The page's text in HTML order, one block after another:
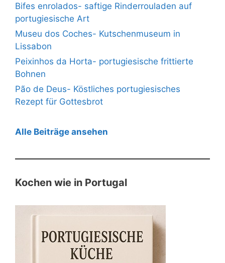
Bifes enrolados- saftige Rinderrouladen auf
portugiesische Art
Museu dos Coches- Kutschenmuseum in
Lissabon
Peixinhos da Horta- portugiesische frittierte
Bohnen
Pão de Deus- Köstliches portugiesisches
Rezept für Gottesbrot
Alle Beiträge ansehen
Kochen wie in Portugal